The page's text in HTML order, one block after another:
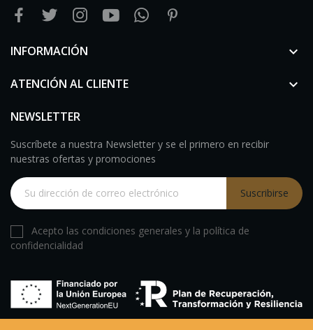
INFORMACIÓN 
ATENCIÓN AL CLIENTE 
NEWSLETTER
Suscríbete a nuestra Newsletter y se el primero en recibir
nuestras ofertas y promociones
Suscribirse
Acepto las condiciones generales y la política de
confidencialidad